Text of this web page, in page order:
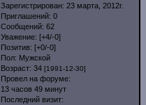
Зарегистрирован: 23 марта, 2012г.
Приглашений: 0
Сообщений: 62
Уважение: [+4/-0]
Позитив: [+0/-0]
Пол: Мужской
Возраст: 34 [1991-12-30]
Провел на форуме:
13 часов 49 минут
Последний визит: